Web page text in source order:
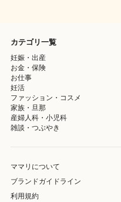
カテゴリ一覧
妊娠・出産
お金・保険
お仕事
妊活
ファッション・コスメ
家族・旦那
産婦人科・小児科
雑談・つぶやき
ママリについて
ブランドガイドライン
利用規約